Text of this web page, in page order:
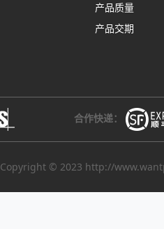
产品质量
产品交期
合作快递：
Copyright © 2023 http://